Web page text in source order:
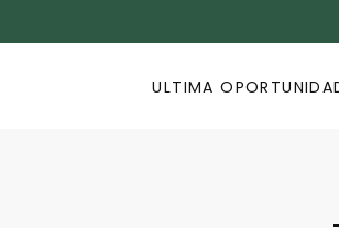
ULTIMA